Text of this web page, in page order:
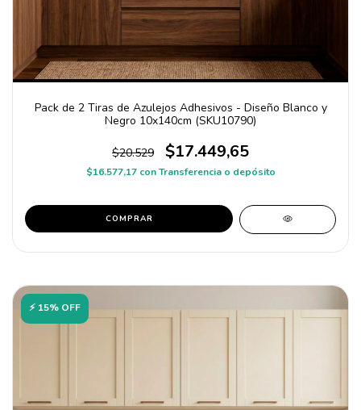
Pack de 2 Tiras de Azulejos Adhesivos - Diseño Blanco y
Negro 10x140cm (SKU10790)
$20.529 $17.449,65
$16.577,17 con Transferencia o depósito
COMPRAR
⚡ 15% OFF